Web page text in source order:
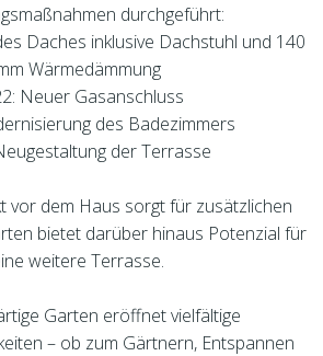
durchgeführt:
Daches inklusive Dachstuhl und 140
Wärmedämmung
Neuer Gasanschluss
des Badezimmers
der Terrasse
vor dem Haus sorgt für zusätzlichen
bietet darüber hinaus Potenzial für
weitere Terrasse.
Garten eröffnet vielfältige
– ob zum Gärtnern, Entspannen